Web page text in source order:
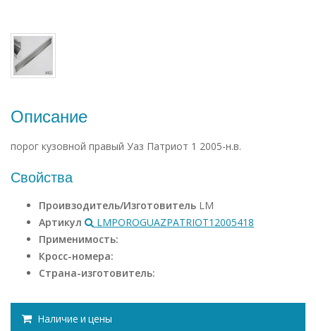
Описание
порог кузовной правый Уаз Патриот 1 2005-н.в.
Свойства
Проивзодитель/Изготовитель LM
Артикул
LMPOROGUAZPATRIOT12005418
Применимость:
Кросс-номера:
Страна-изготовитель:
Наличие и цены